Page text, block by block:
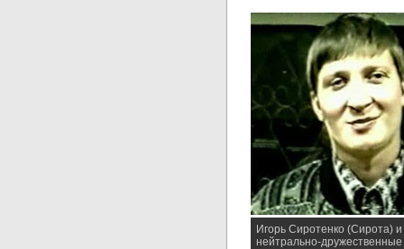
Игорь Сиротенко (Сирота)
нейтрально-